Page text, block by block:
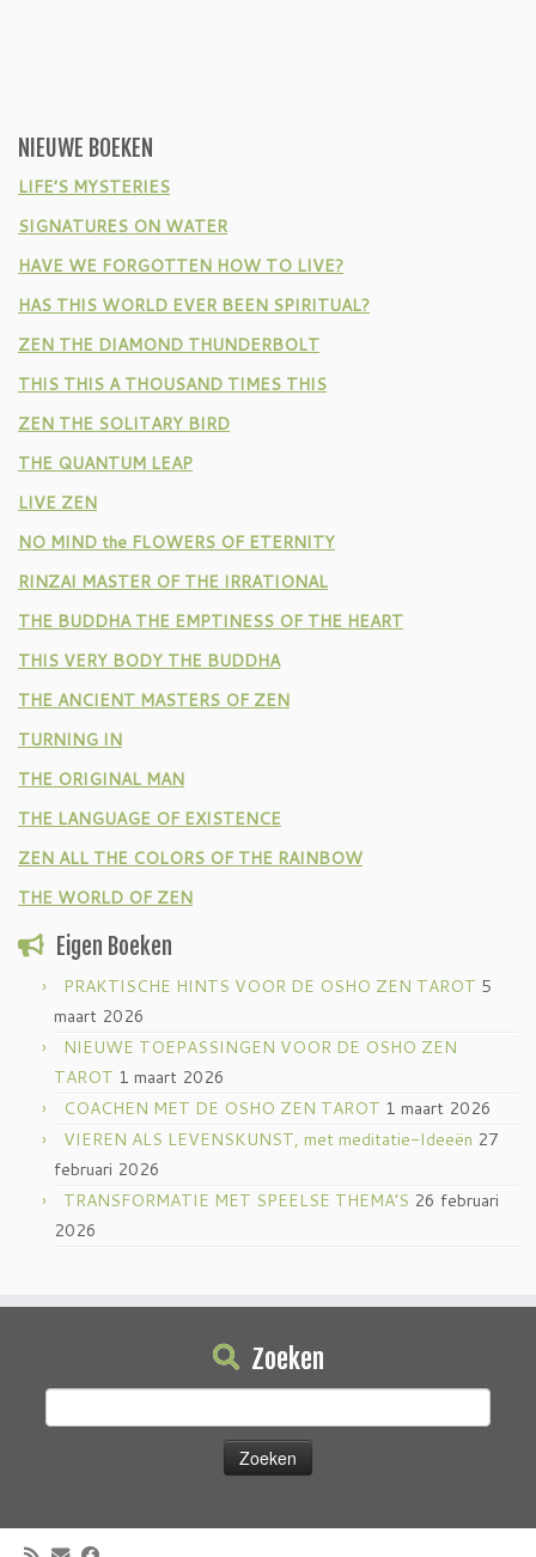
NIEUWE BOEKEN
LIFE’S MYSTERIES
SIGNATURES ON WATER
HAVE WE FORGOTTEN HOW TO LIVE?
HAS THIS WORLD EVER BEEN SPIRITUAL?
ZEN THE DIAMOND THUNDERBOLT
THIS THIS A THOUSAND TIMES THIS
ZEN THE SOLITARY BIRD
THE QUANTUM LEAP
LIVE ZEN
NO MIND the FLOWERS OF ETERNITY
RINZAI MASTER OF THE IRRATIONAL
THE BUDDHA THE EMPTINESS OF THE HEART
THIS VERY BODY THE BUDDHA
THE ANCIENT MASTERS OF ZEN
TURNING IN
THE ORIGINAL MAN
THE LANGUAGE OF EXISTENCE
ZEN ALL THE COLORS OF THE RAINBOW
THE WORLD OF ZEN
Eigen Boeken
PRAKTISCHE HINTS VOOR DE OSHO ZEN TAROT 5
maart 2026
NIEUWE TOEPASSINGEN VOOR DE OSHO ZEN
TAROT 1 maart 2026
COACHEN MET DE OSHO ZEN TAROT 1 maart 2026
VIEREN ALS LEVENSKUNST, met meditatie-Ideeën 27
februari 2026
TRANSFORMATIE MET SPEELSE THEMA’S 26 februari
2026
Zoeken